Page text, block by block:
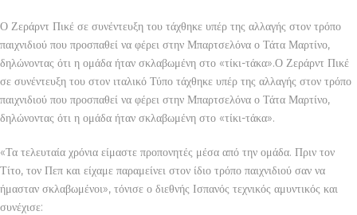
Ο Ζεράρντ Πικέ σε συνέντευξη του τάχθηκε υπέρ της αλλαγής στον τρόπο
παιχνιδιού που προσπαθεί να φέρει στην Μπαρτσελόνα ο Τάτα Μαρτίνο,
δηλώνοντας ότι η ομάδα ήταν σκλαβωμένη στο «τίκι-τάκα».Ο Ζεράρντ Πικέ
σε συνέντευξη του στον ιταλικό Τύπο τάχθηκε υπέρ της αλλαγής στον τρόπο
παιχνιδιού που προσπαθεί να φέρει στην Μπαρτσελόνα ο Τάτα Μαρτίνο,
δηλώνοντας ότι η ομάδα ήταν σκλαβωμένη στο «τίκι-τάκα».
«Τα τελευταία χρόνια είμαστε προπονητές μέσα από την ομάδα. Πριν τον
Τίτο, τον Πεπ και είχαμε παραμείνει στον ίδιο τρόπο παιχνιδιού σαν να
ήμασταν σκλαβωμένοι», τόνισε ο διεθνής Ισπανός τεχνικός αμυντικός και
συνέχισε: